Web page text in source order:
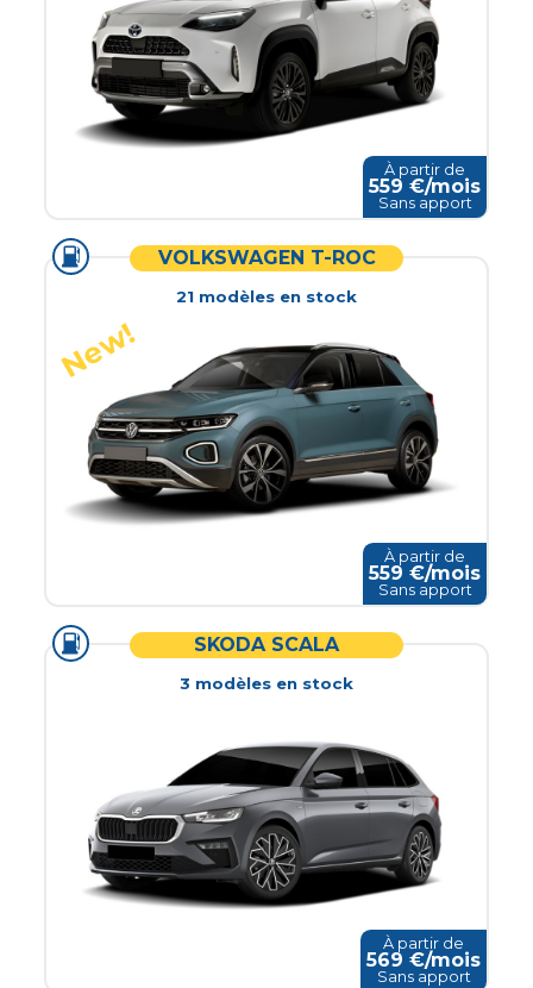
À partir de
559 €/mois
Sans apport
VOLKSWAGEN T-ROC
21 modèles en stock
À partir de
559 €/mois
Sans apport
SKODA SCALA
3 modèles en stock
À partir de
569 €/mois
Sans apport